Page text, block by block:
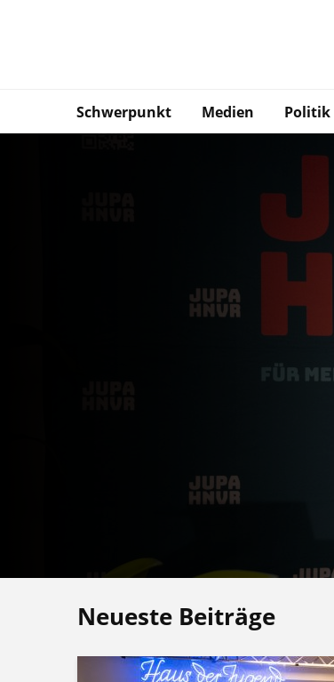
Schwerpunkt Medien Politik
Neueste Beiträge